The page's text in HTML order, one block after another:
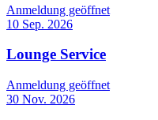
Anmeldung geöffnet
10 Sep. 2026
Lounge Service
Anmeldung geöffnet
30 Nov. 2026